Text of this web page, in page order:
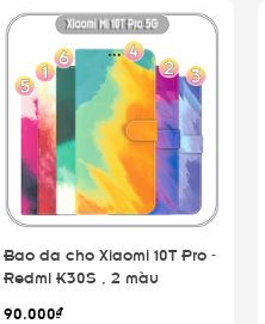
Bao da cho Xiaomi 10T Pro -
Redmi K30S , 2 màu
90.000₫